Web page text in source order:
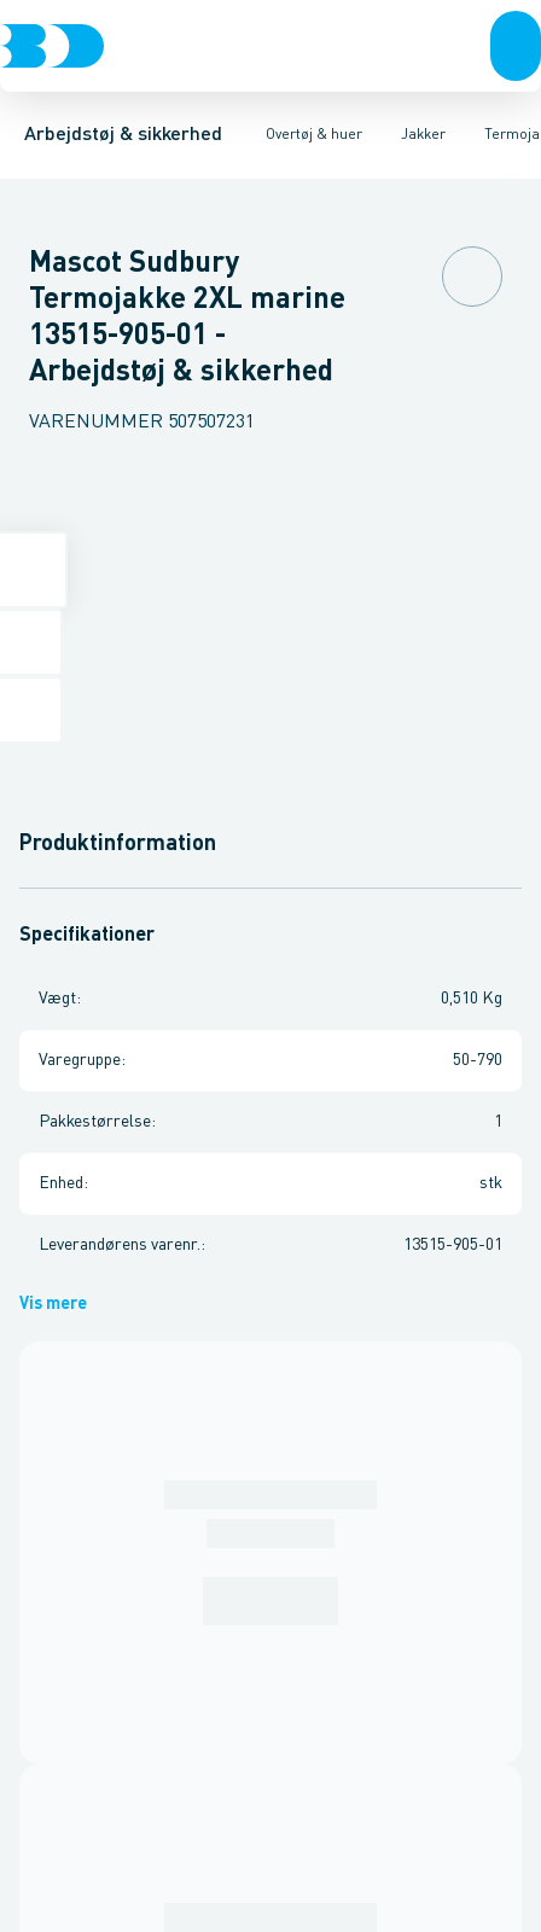
Arbejdstøj & sikkerhed Overtøj & huer
Trøjer & t-shirtsBukser Overtøj & huerUndertøj & sokkerSko
Jakker
JakkerKedeldragter & OverallsRegntøjVeste Huer & Tilbehør
Fleece & Fiberpelsjakker Softshelljakker Uforede jakker
Mascot Sudbury
Termojakke 2XL marine
13515-905-01 -
Arbejdstøj & sikkerhed
VARENUMMER 507507231
Produktinformation
Specifikationer
Vægt: 0,510 Kg
Varegruppe: 50-790
Pakkestørrelse: 1
Enhed : stk
Leverandørens varenr. : 13515-905-01
Vis mere